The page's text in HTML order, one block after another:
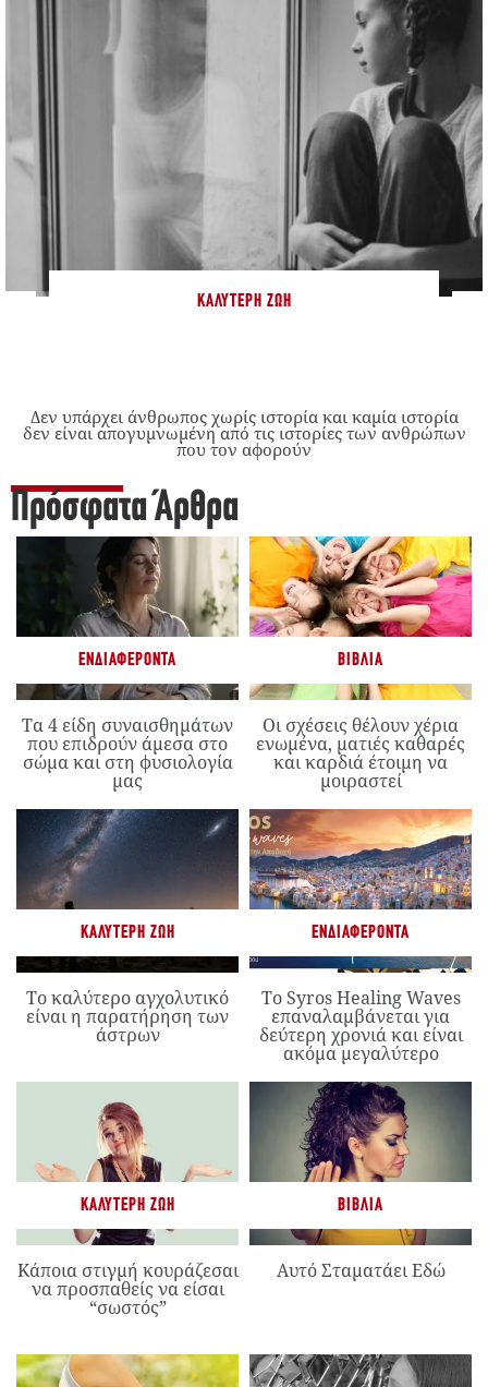
ΚΑΛΎΤΕΡΗ ΖΩΉ
Δεν υπάρχει άνθρωπος χωρίς ιστορία και καμία ιστορία
δεν είναι απογυμνωμένη από τις ιστορίες των ανθρώπων
που τον αφορούν
Πρόσφατα Άρθρα
ΕΝΔΙΑΦΈΡΟΝΤΑ
Τα 4 είδη συναισθημάτων
που επιδρούν άμεσα στο
σώμα και στη φυσιολογία
μας
ΒΙΒΛΊΑ
Οι σχέσεις θέλουν χέρια
ενωμένα, ματιές καθαρές
και καρδιά έτοιμη να
μοιραστεί
ΚΑΛΎΤΕΡΗ ΖΩΉ
Το καλύτερο αγχολυτικό
είναι η παρατήρηση των
άστρων
ΕΝΔΙΑΦΈΡΟΝΤΑ
Το Syros Healing Waves
επαναλαμβάνεται για
δεύτερη χρονιά και είναι
ακόμα μεγαλύτερο
ΚΑΛΎΤΕΡΗ ΖΩΉ
Κάποια στιγμή κουράζεσαι
να προσπαθείς να είσαι
“σωστός”
ΒΙΒΛΊΑ
Αυτό Σταματάει Εδώ